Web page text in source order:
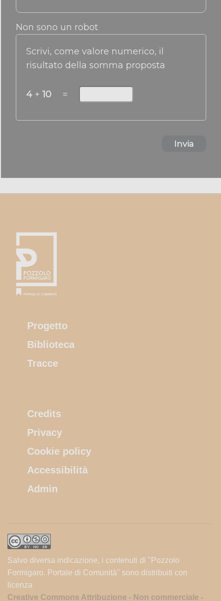
Non sono un robot
Scrivi, come valore numerico, il
risultato della somma proposta
4+ 10 =
Invia
Progetto
Biblioteca
Tracce
Credits
Privacy
Cookie policy
Accessibilità
Admin
Salvo diversa indicazione, i contenuti di "Pozzolo
Formigaro. Portale di Comunità" sono distribuiti con
licenza
Creative Commons Attribuzione - Non commerciale -